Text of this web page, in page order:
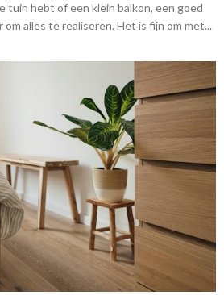
tuin hebt of een klein balkon, een goed
alles te realiseren. Het is fijn om met...